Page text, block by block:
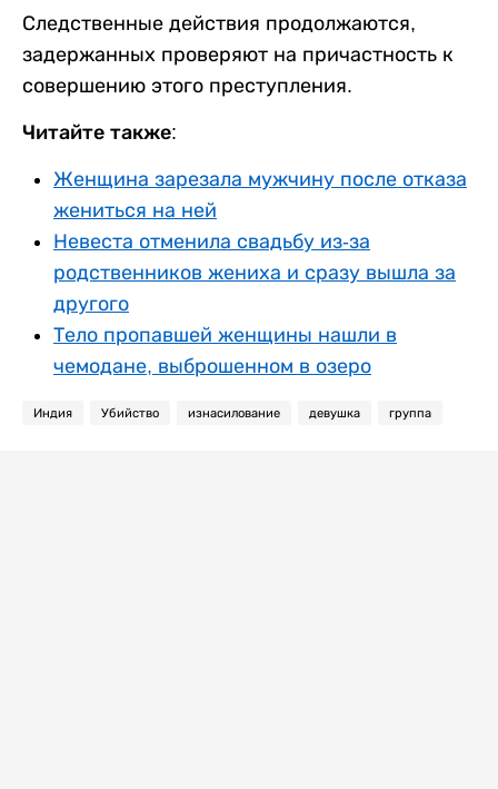
Следственные действия продолжаются,
задержанных проверяют на причастность к
совершению этого преступления.
Читайте также:
Женщина зарезала мужчину после отказа
жениться на ней
Невеста отменила свадьбу из-за
родственников жениха и сразу вышла за
другого
Тело пропавшей женщины нашли в
чемодане, выброшенном в озеро
Индия Убийство изнасилование девушка группа